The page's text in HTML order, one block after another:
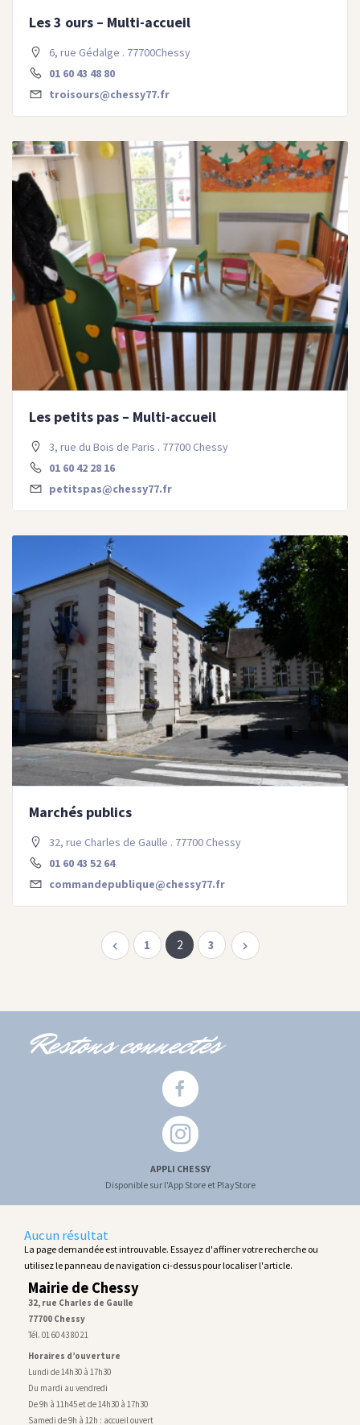
Les 3 ours – Multi-accueil
6, rue Gédalge . 77700Chessy
01 60 43 48 80
troisours@chessy77.fr
Les petits pas – Multi-accueil
3, rue du Bois de Paris . 77700 Chessy
01 60 42 28 16
petitspas@chessy77.fr
Marchés publics
32, rue Charles de Gaulle . 77700 Chessy
01 60 43 52 64
commandepublique@chessy77.fr
1 2 3
Restons connectés
APPLI CHESSY
Disponible sur l'App Store et PlayStore
Aucun résultat
La page demandée est introuvable. Essayez d'affiner votre recherche ou
utilisez le panneau de navigation ci-dessus pour localiser l'article.
Mairie de Chessy
32, rue Charles de Gaulle
77700 Chessy
Tél. 01 60 43 80 21
Horaires d’ouverture
Lundi de 14h30 à 17h30
Du mardi au vendredi
De 9h à 11h45 et de 14h30 à 17h30
Samedi de 9h à 12h : accueil ouvert